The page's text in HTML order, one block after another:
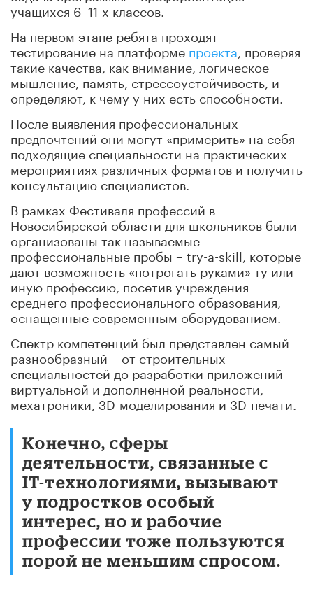
учащихся 6–11-х классов.
На первом этапе ребята проходят
тестирование на платформе проекта , проверяя
такие качества, как внимание, логическое
мышление, память, стрессоустойчивость, и
определяют, к чему у них есть способности.
После выявления профессиональных
предпочтений они могут «примерить» на себя
подходящие специальности на практических
мероприятиях различных форматов и получить
консультацию специалистов.
В рамках Фестиваля профессий в
Новосибирской области для школьников были
организованы так называемые
профессиональные пробы – try-a-skill, которые
дают возможность «потрогать руками» ту или
иную профессию, посетив учреждения
среднего профессионального образования,
оснащенные современным оборудованием.
Спектр компетенций был представлен самый
разнообразный – от строительных
специальностей до разработки приложений
виртуальной и дополненной реальности,
мехатроники, 3D-моделирования и 3D-печати.
Конечно, сферы
деятельности, связанные с
IT-технологиями, вызывают
у подростков особый
интерес, но и рабочие
профессии тоже пользуются
порой не меньшим спросом.